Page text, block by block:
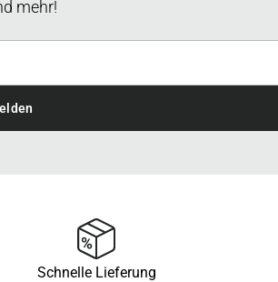
mehr!
Schnelle Lieferung